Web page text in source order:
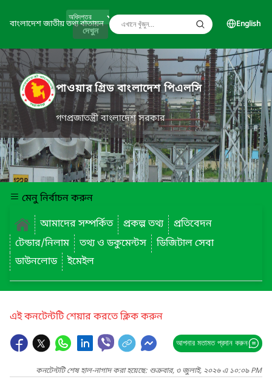
বাংলাদেশ জাতীয় তথ্য বাতায়ন
দেখুন
English
পাওয়ার গ্রিড বাংলাদেশ পিএলসি
গণপ্রজাতন্ত্রী বাংলাদেশ সরকার
মেনু নির্বাচন করুন
আমাদের সম্পর্কিত
প্রকল্প তথ্য
প্রতিবেদন
টেন্ডার/নিলাম
তথ্য ও ডকুমেন্টস
ডিজিটাল সেবা
ডাউনলোড
ইমেইল
এই কনটেন্টটি শেয়ার করতে ক্লিক করুন
আপনার মতামত প্রদান করুন
কনটেন্টটি শেষ হাল-নাগাদ করা হয়েছে: শুক্রবার, ৩ জুলাই, ২০২৬ এ ১০:০৯ PM